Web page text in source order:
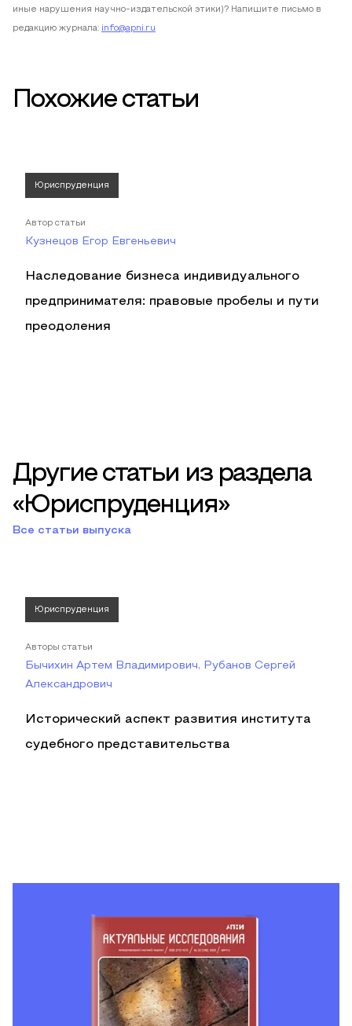
иные нарушения научно-издательской этики)? Напишите письмо в
редакцию журнала: info@apni.ru
Похожие статьи
Юриспруденция
Автор статьи
Кузнецов Егор Евгеньевич
Наследование бизнеса индивидуального
предпринимателя: правовые пробелы и пути
преодоления
Другие статьи из раздела
«Юриспруденция»
Все статьи выпуска
Юриспруденция
Авторы статьи
Бычихин Артем Владимирович, Рубанов Сергей
Александрович
Исторический аспект развития института
судебного представительства